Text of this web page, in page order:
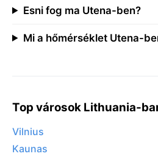
Esni fog ma Utena-ben?
Mi a hőmérséklet Utena-
Top városok Lithuania-
Vilnius
Kaunas